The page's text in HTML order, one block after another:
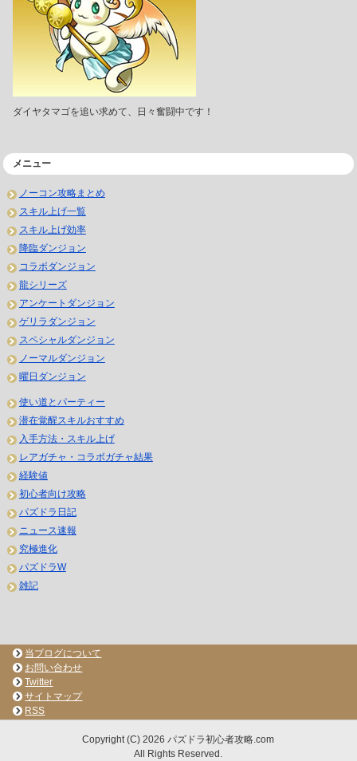
ダイヤタマゴを追い求めて、日々奮闘中です！
メニュー
ノーコン攻略まとめ
スキル上げ一覧
スキル上げ効率
降臨ダンジョン
コラボダンジョン
龍シリーズ
アンケートダンジョン
ゲリラダンジョン
スペシャルダンジョン
ノーマルダンジョン
曜日ダンジョン
使い道とパーティー
潜在覚醒スキルおすすめ
入手方法・スキル上げ
レアガチャ・コラボガチャ結果
経験値
初心者向け攻略
パズドラ日記
ニュース速報
究極進化
パズドラW
雑記
当ブログについて
お問い合わせ
Twitter
サイトマップ
RSS
Copyright (C) 2026 パズドラ初心者攻略.com
All Rights Reserved.